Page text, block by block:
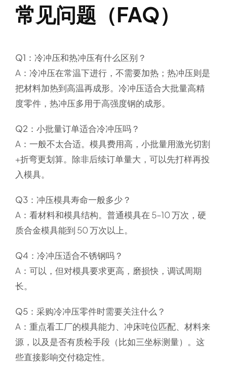
常见问题（FAQ）
Q1：冷冲压和热冲压有什么区别？
A：冷冲压在常温下进行，不需要加热；热冲压则是
把材料加热到高温再成形。冷冲压适合大批量高精
度零件，热冲压多用于高强度钢的成形。
Q2：小批量订单适合冷冲压吗？
A：一般不太合适。模具费用高，小批量用激光切割
+折弯更划算。除非后续订单量大，可以先打样再投
入模具。
Q3：冲压模具寿命一般多少？
A：看材料和模具结构。普通模具在 5–10 万次，硬
质合金模具能到 50 万次以上。
Q4：冷冲压适合不锈钢吗？
A：可以，但对模具要求更高，磨损快，调试周期
长。
Q5：采购冷冲压零件时需要关注什么？
A：重点看工厂的模具能力、冲床吨位匹配、材料来
源，以及是否有质检手段（比如三坐标测量）。这
些直接影响交付稳定性。